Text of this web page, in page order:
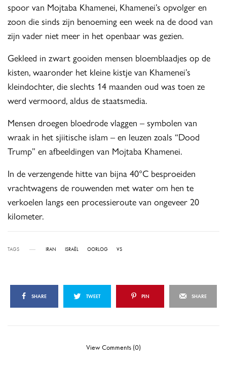
spoor van Mojtaba Khamenei, Khamenei’s opvolger en
zoon die sinds zijn benoeming een week na de dood van
zijn vader niet meer in het openbaar was gezien.
Gekleed in zwart gooiden mensen bloemblaadjes op de
kisten, waaronder het kleine kistje van Khamenei’s
kleindochter, die slechts 14 maanden oud was toen ze
werd vermoord, aldus de staatsmedia.
Mensen droegen bloedrode vlaggen – symbolen van
wraak in het sjiitische islam – en leuzen zoals “Dood
Trump” en afbeeldingen van Mojtaba Khamenei.
In de verzengende hitte van bijna 40°C besproeiden
vrachtwagens de rouwenden met water om hen te
verkoelen langs een processieroute van ongeveer 20
kilometer.
TAGS IRAN ISRAËL OORLOG VS
SHARE TWEET PIN SHARE
View Comments (0)